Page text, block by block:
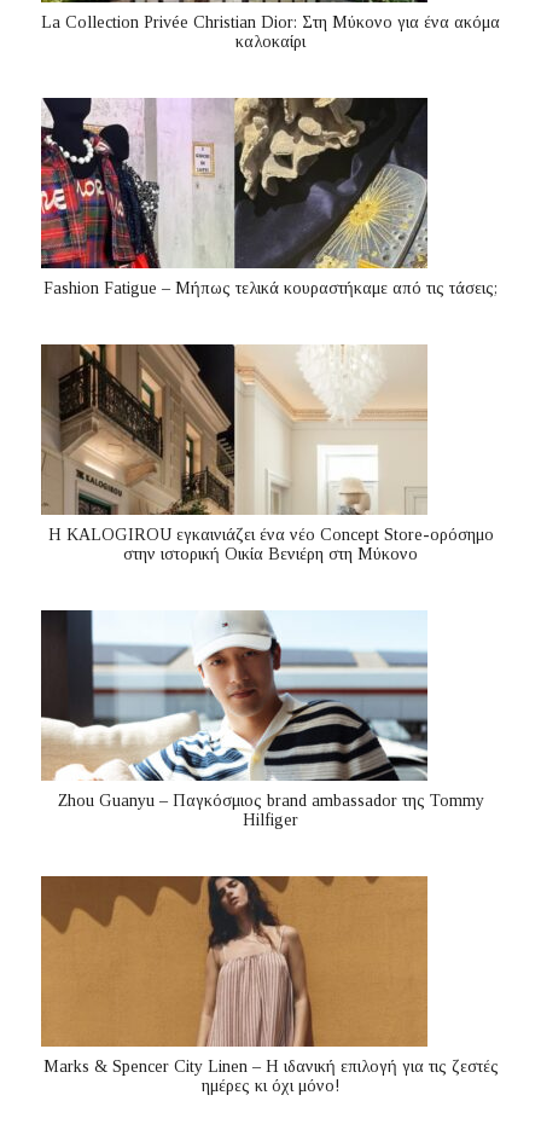
La Collection Privée Christian Dior: Στη Μύκονο για ένα ακόμα
καλοκαίρι
Fashion Fatigue – Μήπως τελικά κουραστήκαμε από τις τάσεις;
Η KALOGIROU εγκαινιάζει ένα νέο Concept Store-ορόσημο
στην ιστορική Οικία Βενιέρη στη Μύκονο
Zhou Guanyu – Παγκόσμιος brand ambassador της Tommy
Hilfiger
Marks & Spencer City Linen – Η ιδανική επιλογή για τις ζεστές
ημέρες κι όχι μόνο!